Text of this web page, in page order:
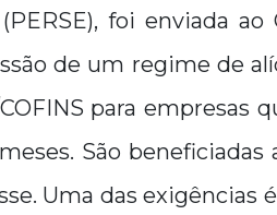
foi enviada ao
de um regime de
para empresas
São beneficiadas
Uma das exigências